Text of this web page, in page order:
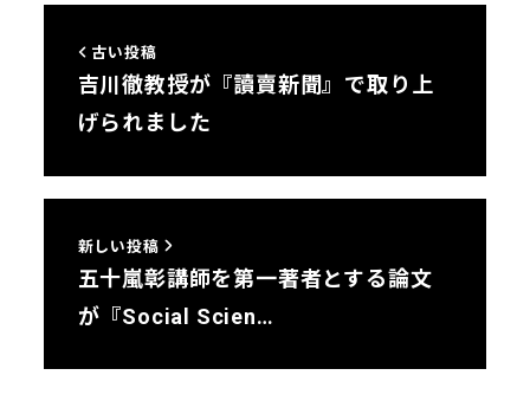
古い投稿
吉川徹教授が『讀賣新聞』で取り上
げられました
新しい投稿
五十嵐彰講師を第一著者とする論文
が『Social Scien…